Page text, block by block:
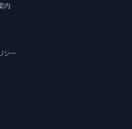
内
シー